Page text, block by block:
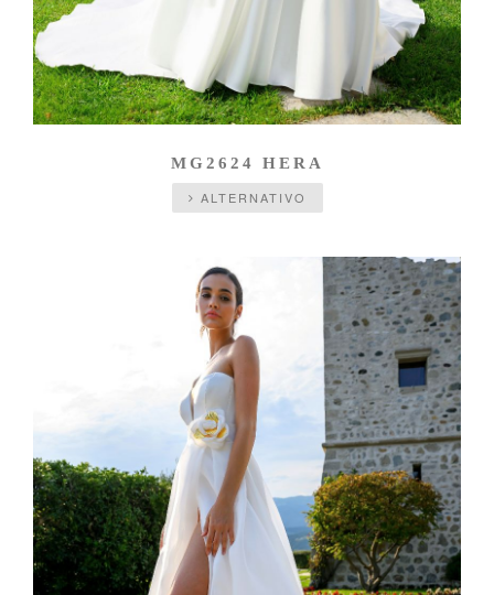
MG2624 HERA
ALTERNATIVO